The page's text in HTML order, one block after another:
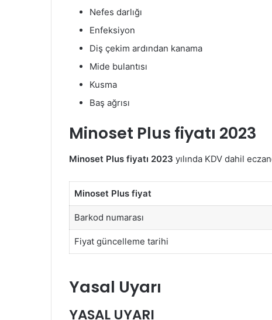
Nefes darlığı
Enfeksiyon
Diş çekim ardından kanama
Mide bulantısı
Kusma
Baş ağrısı
Minoset Plus fiyatı 2023
Minoset Plus fiyatı 2023 yılında KDV dahil
Minoset Plus fiyat
Barkod numarası
Fiyat güncelleme tarihi
Yasal Uyarı
YASAL UYARI